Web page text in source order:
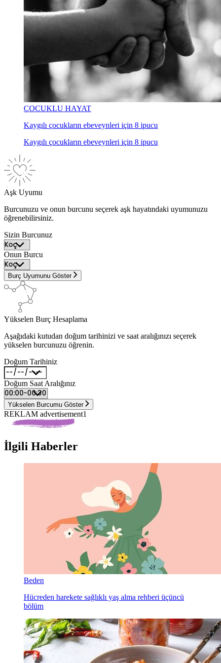
ÇOCUKLU HAYAT
Kaygılı çocukların ebeveynleri için 8 ipucu
Kaygılı çocukların ebeveynleri için 8 ipucu
Aşk Uyumu
Burcunuzu ve onun burcunu seçerek aşk hayatındaki uyumunuzu
öğrenebilirsiniz.
Sizin Burcunuz
Onun Burcu
Burç Uyumunu Göster
Yükselen Burç Hesaplama
Aşağıdaki kutudan doğum tarihinizi ve saat aralığınızı seçerek
yükselen burcunuzu öğrenin.
Doğum Tarihiniz
Doğum Saat Aralığınız
Yükselen Burcumu Göster
REKLAM advertisement1
İlgili Haberler
Beden
Hücreden harekete sağlıklı yaş alma rehberi üçüncü
bölüm